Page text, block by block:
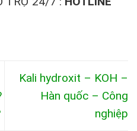
Kali hydroxit – KOH –
Hàn quốc – Công
nghiệp